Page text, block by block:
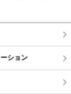
ション